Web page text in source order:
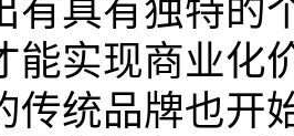
有具有独特的
能实现商业化
传统品牌也开